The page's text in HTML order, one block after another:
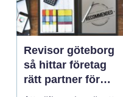
Revisor göteborg
så hittar företag
rätt partner för
trygg tillväxt